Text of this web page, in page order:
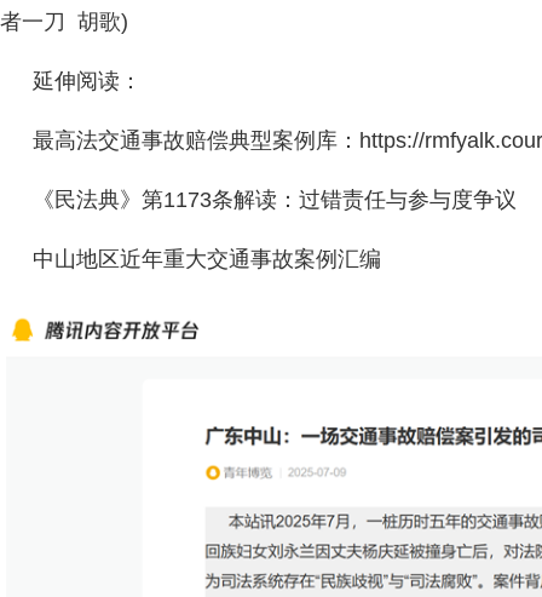
者一刀 胡歌)
延伸阅读：
最高法交通事故赔偿典型案例库：https://
《民法典》第1173条解读：过错责任与参与度争议
中山地区近年重大交通事故案例汇编